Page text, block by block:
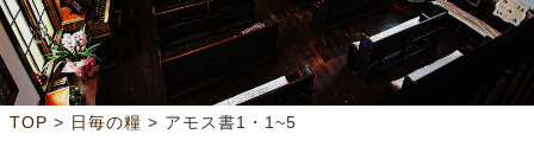
TOP > 日毎の糧 > アモス書1・1~5